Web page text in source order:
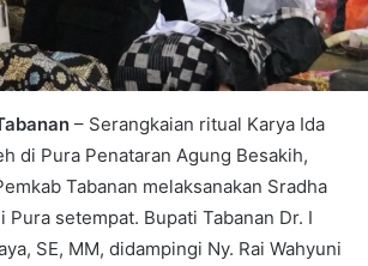
– Serangkaian ritual Karya Ida
di Pura Penataran Agung Besakih,
Tabanan melaksanakan Sradha
Pura setempat. Bupati Tabanan Dr. I
SE, MM, didampingi Ny. Rai Wahyuni